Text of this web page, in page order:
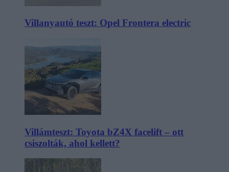
Villanyautó teszt: Opel Frontera electric
Villámteszt: Toyota bZ4X facelift – ott
csiszolták, ahol kellett?